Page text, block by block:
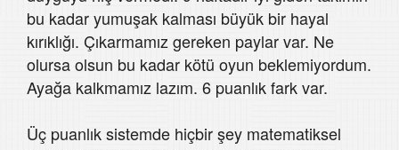
bu kadar yumuşak kalması büyük bir hayal
kırıklığı. Çıkarmamız gereken paylar var. Ne
olursa olsun bu kadar kötü oyun beklemiyordum.
Ayağa kalkmamız lazım. 6 puanlık fark var.
Üç puanlık sistemde hiçbir şey matematiksel